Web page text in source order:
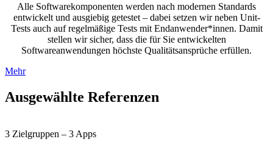
Alle Softwarekomponenten werden nach modernen Standards
entwickelt und ausgiebig getestet – dabei setzen wir neben Unit-
Tests auch auf regelmäßige Tests mit Endanwender*innen. Damit
stellen wir sicher, dass die für Sie entwickelten
Softwareanwendungen höchste Qualitätsansprüche erfüllen.
Mehr
Ausgewählte Referenzen
3 Zielgruppen – 3 Apps